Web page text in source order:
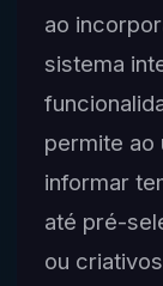
ao
sistema
permite ao
informar
até pré-
ou